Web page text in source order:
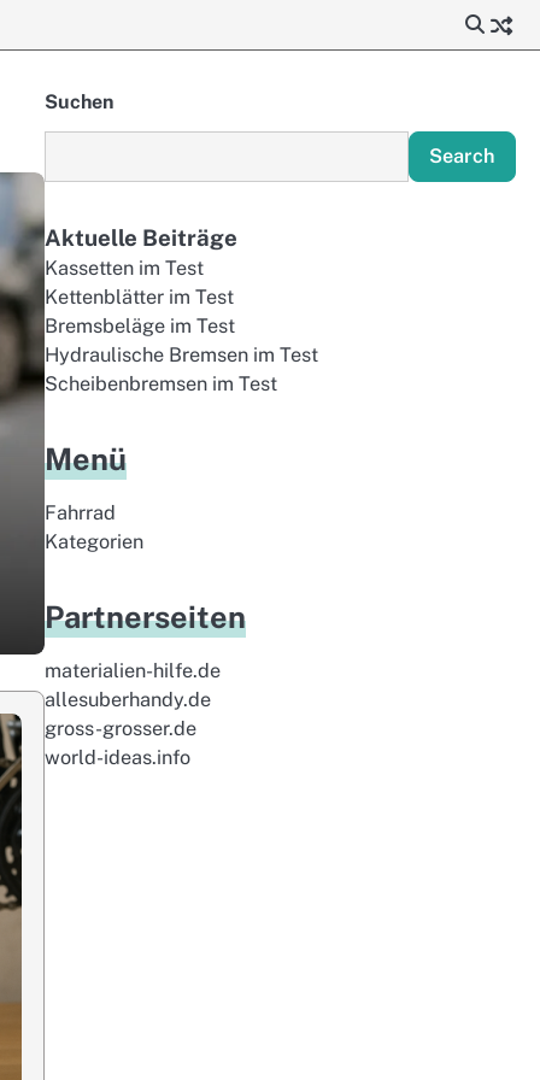
Suchen
Search
Aktuelle Beiträge
Kassetten im Test
Kettenblätter im Test
Bremsbeläge im Test
Hydraulische Bremsen im Test
Scheibenbremsen im Test
Menü
Fahrrad
Kategorien
Partnerseiten
materialien-hilfe.de
allesuberhandy.de
gross-grosser.de
world-ideas.info